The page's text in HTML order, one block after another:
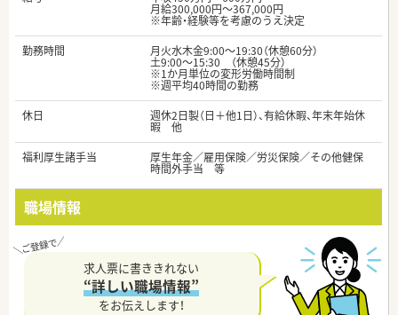
月給300,000円～367,000円
※年齢・経験等を考慮のうえ決定
勤務時間
月火水木金9:00～19:30（休憩60分）
土9:00～15:30 （休憩45分）
※1か月単位の変形労働時間制
※週平均40時間の勤務
休日
週休2日製（日＋他1日）、有給休暇、年末年始休
暇 他
福利厚生諸手当
厚生年金／雇用保険／労災保険／その他健保
時間外手当 等
職場情報
求人票に書ききれない
“詳しい職場情報”
をお伝えします！